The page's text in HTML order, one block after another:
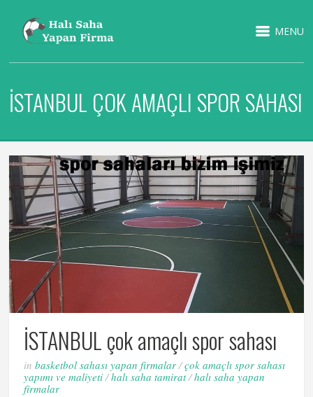
MENU
İSTANBUL ÇOK AMAÇLI SPOR SAHASI
İSTANBUL çok amaçlı spor sahası
inbasketbol sahası yapan firmalar/çok amaçlı spor sahası
yapımı ve maliyeti/halı saha tamirat/halı saha yapan
firmalar